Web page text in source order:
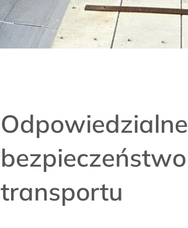
Odpowiedzialne
bezpieczeństwo
transportu